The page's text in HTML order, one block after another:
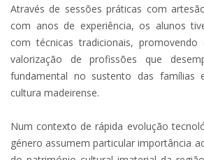
Através de sessões práticas com
com anos de experiência, os alunos
com técnicas tradicionais,
valorização de profissões que
fundamental no sustento das famílias
cultura madeirense.
Num contexto de rápida evolução
género assumem particular importância